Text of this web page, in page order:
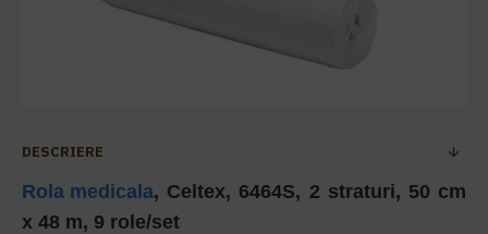
DESCRIERE
Rola medicala, Celtex, 6464S, 2 straturi, 50 cm
x 48 m, 9 role/set